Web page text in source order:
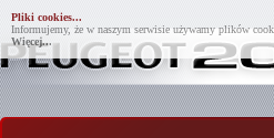
Pliki cookies...
Informujemy, że w naszym serwisie używamy plików
Więcej...